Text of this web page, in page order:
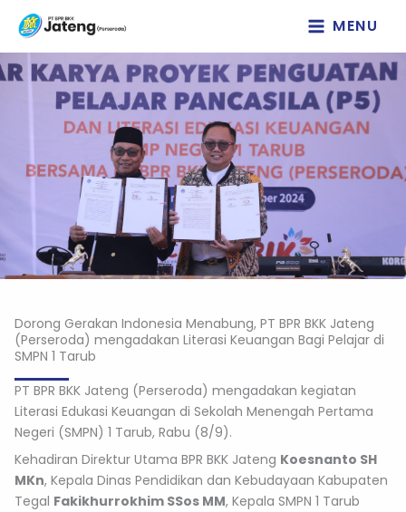
Lewati
konten
MENU
Dorong Gerakan Indonesia Menabung, PT BPR BKK Jateng
(Perseroda) mengadakan Literasi Keuangan Bagi Pelajar di
SMPN 1 Tarub
PT BPR BKK Jateng (Perseroda) mengadakan kegiatan
Literasi Edukasi Keuangan di Sekolah Menengah Pertama
Negeri (SMPN) 1 Tarub, Rabu (8/9).
Kehadiran Direktur Utama BPR BKK Jateng Koesnanto SH
MKn, Kepala Dinas Pendidikan dan Kebudayaan Kabupaten
Tegal Fakikhurrokhim SSos MM, Kepala SMPN 1 Tarub